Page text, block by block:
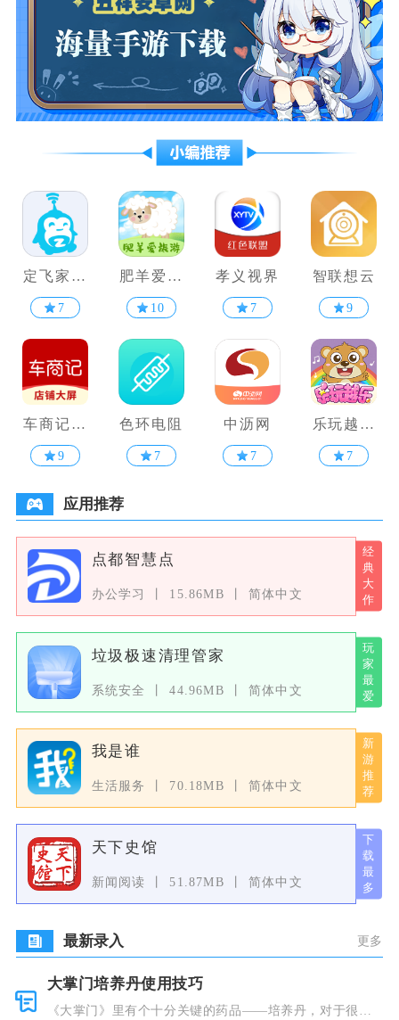
定飞家校
平台
7
肥羊爱旅
游
10
孝义视界
7
智联想云
9
车商记店
铺大屏
9
色环电阻
7
中沥网
7
乐玩越乐
家庭
7
应用推荐
点都智慧点
办公学习 15.86MB 简体中文
垃圾极速清理管家
系统安全 44.96MB 简体中文
我是谁
生活服务 70.18MB 简体中文
天下史馆
新闻阅读 51.87MB 简体中文
最新录入 更多
大掌门培养丹使用技巧
《大掌门》里有个十分关键的药品——培养丹，对于很多